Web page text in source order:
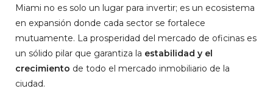
Miami no es solo un lugar para invertir; es un ecosistema
en expansión donde cada sector se fortalece
mutuamente. La prosperidad del mercado de oficinas es
un sólido pilar que garantiza la estabilidad y el
crecimiento de todo el mercado inmobiliario de la
ciudad.